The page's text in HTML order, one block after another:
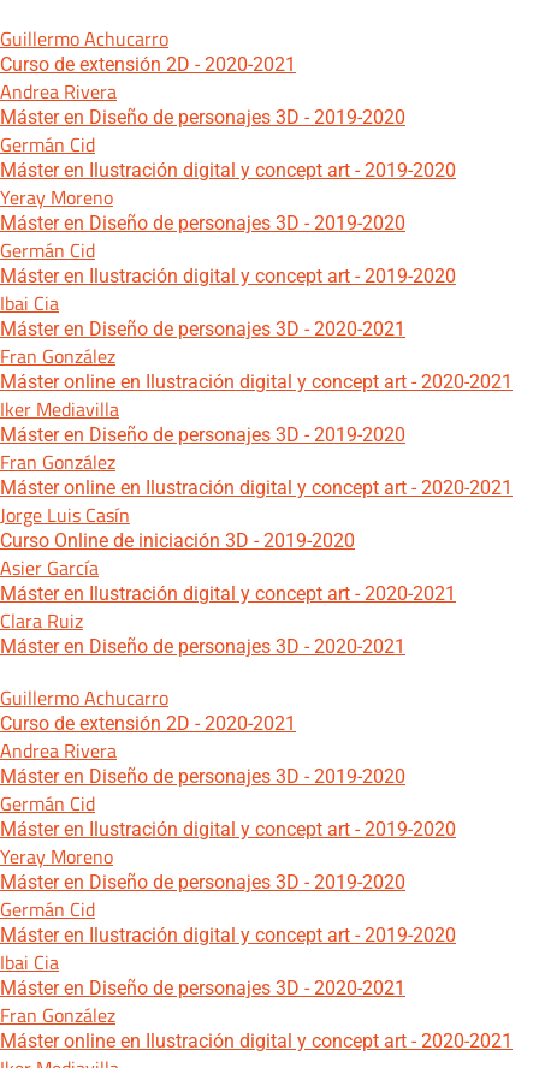
Guillermo Achucarro
Curso de extensión 2D - 2020-2021
Andrea Rivera
Máster en Diseño de personajes 3D - 2019-2020
Germán Cid
Máster en Ilustración digital y concept art - 2019-2020
Yeray Moreno
Máster en Diseño de personajes 3D - 2019-2020
Germán Cid
Máster en Ilustración digital y concept art - 2019-2020
Ibai Cia
Máster en Diseño de personajes 3D - 2020-2021
Fran González
Máster online en Ilustración digital y concept art - 2020-2021
Iker Mediavilla
Máster en Diseño de personajes 3D - 2019-2020
Fran González
Máster online en Ilustración digital y concept art - 2020-2021
Jorge Luis Casín
Curso Online de iniciación 3D - 2019-2020
Asier García
Máster en Ilustración digital y concept art - 2020-2021
Clara Ruiz
Máster en Diseño de personajes 3D - 2020-2021
Guillermo Achucarro
Curso de extensión 2D - 2020-2021
Andrea Rivera
Máster en Diseño de personajes 3D - 2019-2020
Germán Cid
Máster en Ilustración digital y concept art - 2019-2020
Yeray Moreno
Máster en Diseño de personajes 3D - 2019-2020
Germán Cid
Máster en Ilustración digital y concept art - 2019-2020
Ibai Cia
Máster en Diseño de personajes 3D - 2020-2021
Fran González
Máster online en Ilustración digital y concept art - 2020-2021